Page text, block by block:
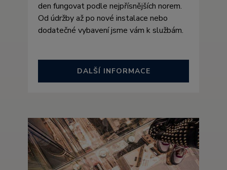
den fungovat podle nejpřísnějších norem.
Od údržby až po nové instalace nebo
dodatečné vybavení jsme vám k službám.
DALŠÍ INFORMACE